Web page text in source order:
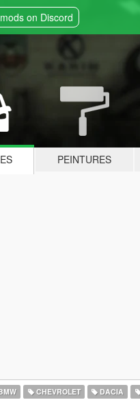
on Discord
PEINTURES
CHEVROLET DACIA